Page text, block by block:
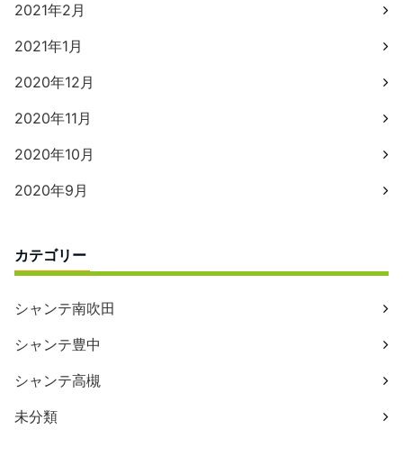
2021年2月
2021年1月
2020年12月
2020年11月
2020年10月
2020年9月
カテゴリー
シャンテ南吹田
シャンテ豊中
シャンテ高槻
未分類